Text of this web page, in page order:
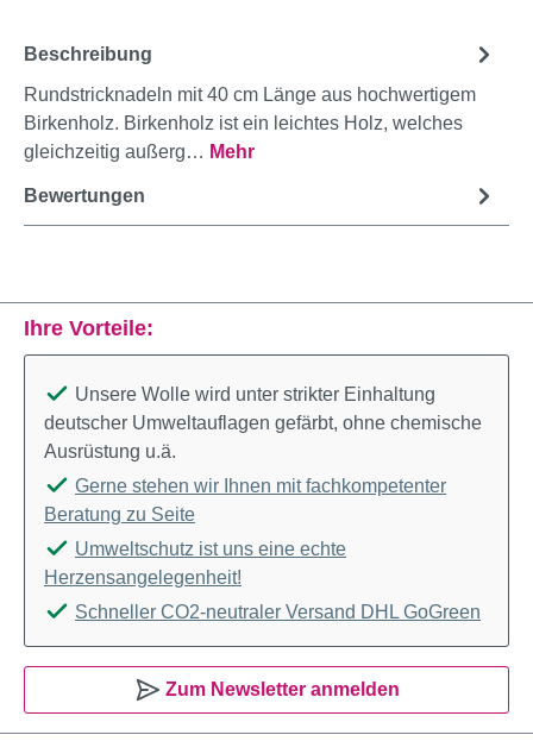
Beschreibung
Rundstricknadeln mit 40 cm Länge aus hochwertigem
Birkenholz. Birkenholz ist ein leichtes Holz, welches
gleichzeitig außerg… Mehr
Bewertungen
Ihre Vorteile:
Unsere Wolle wird unter strikter Einhaltung
deutscher Umweltauflagen gefärbt, ohne chemische
Ausrüstung u.ä.
Gerne stehen wir Ihnen mit fachkompetenter
Beratung zu Seite
Umweltschutz ist uns eine echte
Herzensangelegenheit!
Schneller CO2-neutraler Versand DHL GoGreen
Zum Newsletter anmelden